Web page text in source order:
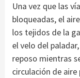
Una vez que las
bloqueadas, el
los tejidos de la
el velo del
reposo mientras
circulación de